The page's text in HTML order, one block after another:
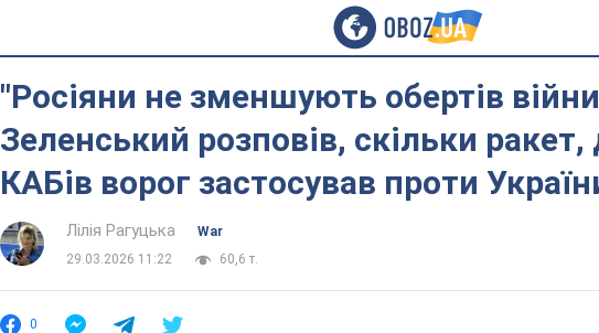
"Росіяни не зменшують обертів
Зеленський розповів, скільки ракет,
КАБів ворог застосував проти
Лілія Рагуцька
War
29.03.2026 11:22
60,6 т.
0